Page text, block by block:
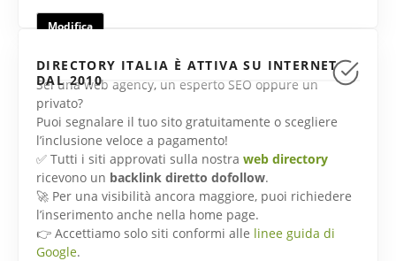
Modifica
DIRECTORY ITALIA È ATTIVA SU INTERNET
DAL 2010
Sei una web agency, un esperto SEO oppure un
privato?
Puoi segnalare il tuo sito gratuitamente o scegliere
l’inclusione veloce a pagamento!
✅ Tutti i siti approvati sulla nostra web directory
ricevono un backlink diretto dofollow.
🚀 Per una visibilità ancora maggiore, puoi richiedere
l’inserimento anche nella home page.
👉 Accettiamo solo siti conformi alle linee guida di
Google.